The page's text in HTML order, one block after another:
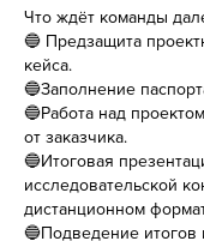
Что ждёт команды
🔵 Предзащита
кейса.
🔵Заполнение
🔵Работа над
от заказчика.
🔵Итоговая
исследовательской
дистанционном
🔵Подведение итогов